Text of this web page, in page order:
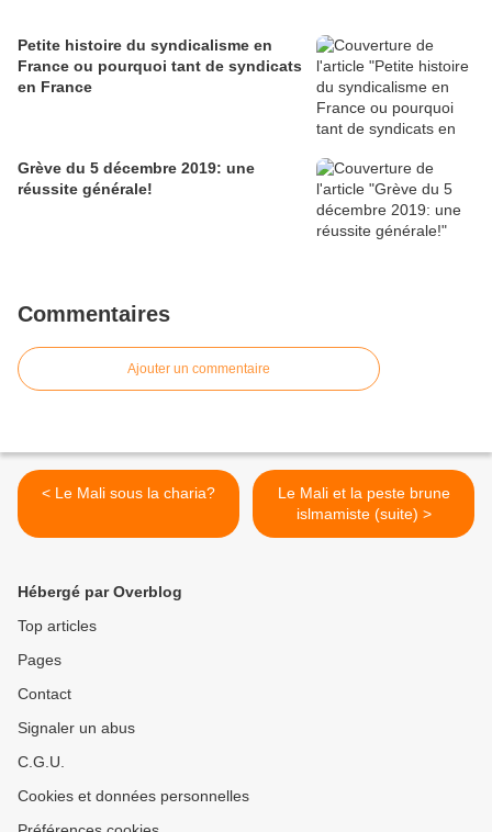
Petite histoire du syndicalisme en
France ou pourquoi tant de syndicats
en France
Grève du 5 décembre 2019: une
réussite générale!
Commentaires
Ajouter un commentaire
< Le Mali sous la charia?
Le Mali et la peste brune
islmamiste (suite) >
Hébergé par Overblog
Top articles
Pages
Contact
Signaler un abus
C.G.U.
Cookies et données personnelles